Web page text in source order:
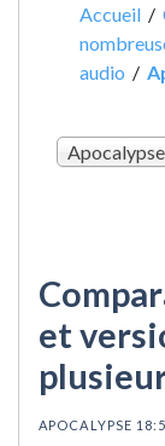
Accueil /
audio /
Apocalypse
et
APOCALYPSE 18:5